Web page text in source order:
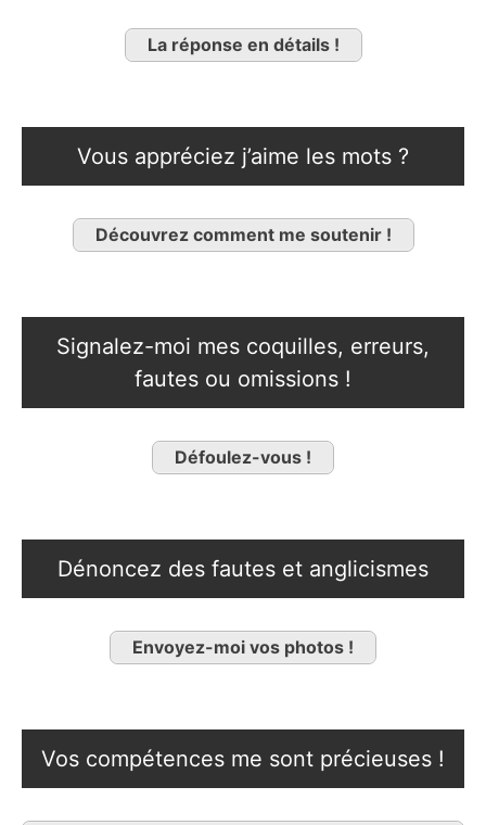
La réponse en détails !
Vous appréciez j’aime les mots ?
Découvrez comment me soutenir !
Signalez-moi mes coquilles, erreurs,
fautes ou omissions !
Défoulez-vous !
Dénoncez des fautes et anglicismes
Envoyez-moi vos photos !
Vos compétences me sont précieuses !